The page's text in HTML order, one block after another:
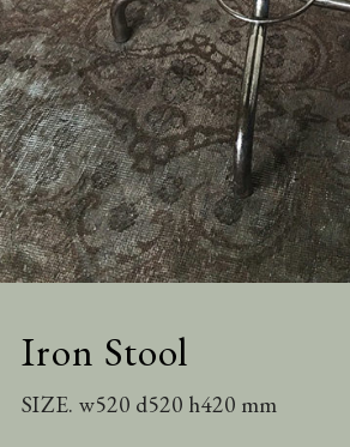
Iron Stool
SIZE. w520 d520 h420 mm